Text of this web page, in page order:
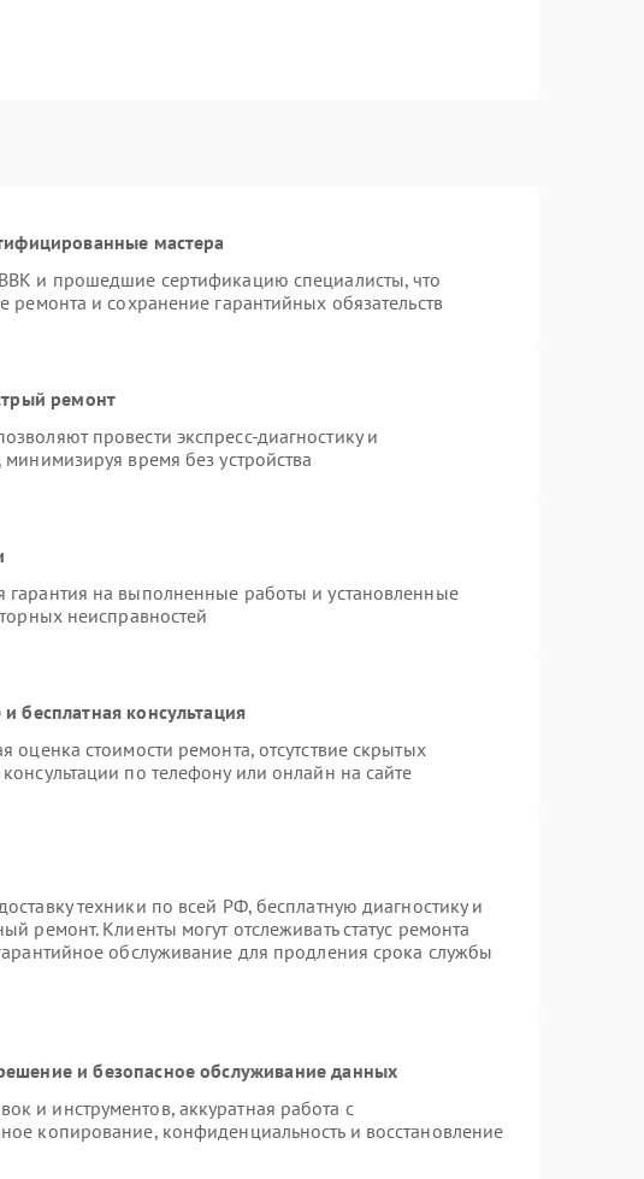
мастера
и прошедшие сертификацию специалисты, что
ремонта и сохранение гарантийных обязательств
ремонт
провести экспресс-диагностику и
время без устройства
гарантия на выполненные работы и установленные
неисправностей
бесплатная консультация
оценка стоимости ремонта, отсутствие скрытых
по телефону или онлайн на сайте
техники по всей РФ, бесплатную диагностику и
ремонт. Клиенты могут отслеживать статус ремонта
обслуживание для продления срока службы
и безопасное обслуживание данных
и инструментов, аккуратная работа с
копирование, конфиденциальность и восстановление